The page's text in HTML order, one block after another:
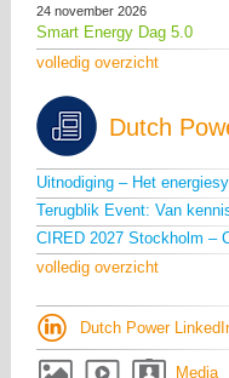
24 november 2026
Smart Energy Dag 5.0
volledig overzicht
Dutch
Uitnodiging – Het
Terugblik Event: Van
CIRED 2027 Stockholm –
volledig overzicht
Dutch Power
Media